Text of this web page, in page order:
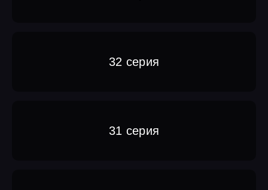
32 серия
31 серия